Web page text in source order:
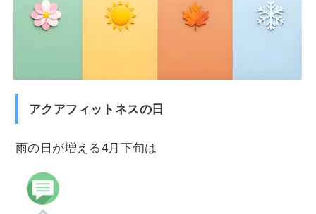
アクアフィットネスの日
雨の日が増える4月下旬は